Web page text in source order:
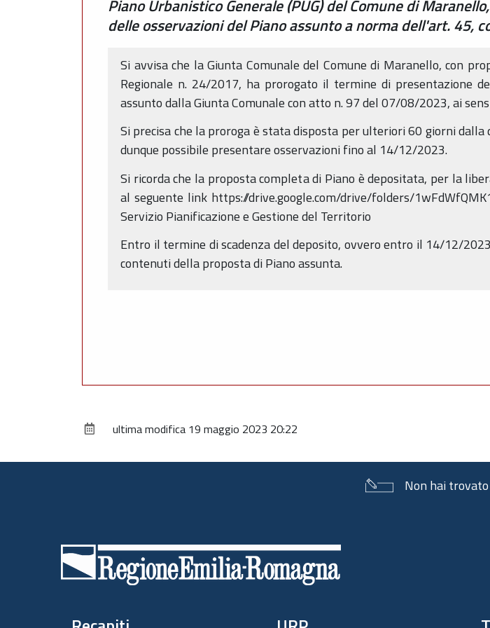
Piano Urbanistico Generale (PUG) del Comune di
delle osservazioni del Piano assunto a norma dell'art. 45,
Si avvisa che la Giunta Comunale del Comune di Maranello, con
Regionale n. 24/2017, ha prorogato il termine di presentazione
assunto dalla Giunta Comunale con atto n. 97 del 07/08/2023, ai
Si precisa che la proroga è stata disposta per ulteriori 60 giorni
dunque possibile presentare osservazioni fino al 14/12/2023.
Si ricorda che la proposta completa di Piano è depositata, per la
al seguente link https://drive.google.com/drive/folders/
Servizio Pianificazione e Gestione del Territorio
Entro il termine di scadenza del deposito, ovvero entro il 14/12/
contenuti della proposta di Piano assunta.
ultima modifica 19 maggio 2023 20:22
Non hai trovato